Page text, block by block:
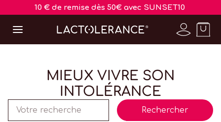
10 € de remise dès 50€ avec SUNSET10
MIEUX VIVRE SON
INTOLÉRANCE
Rechercher